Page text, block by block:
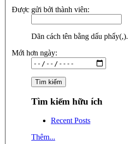
Được gửi bởi thành viên:
Dãn cách tên bằng dấu phẩy(,).
Mới hơn ngày:
Tìm kiếm hữu ích
Recent Posts
Thêm...